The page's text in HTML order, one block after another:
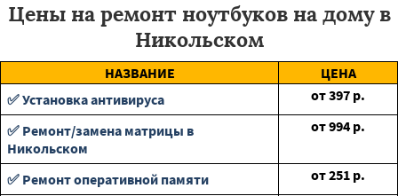
Цены на ремонт ноутбуков на дому в
Никольском
НАЗВАНИЕ
ЦЕНА
✅ Установка антивируса
от397 р.
✅ Ремонт/замена матрицы в
Никольском
от994 р.
✅ Ремонт оперативной памяти от251 р.